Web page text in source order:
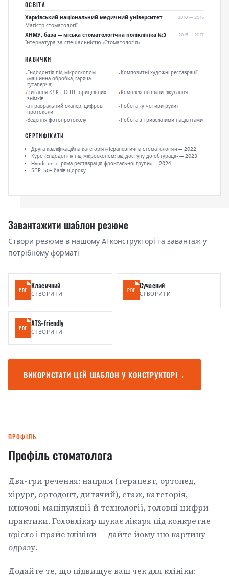
ОСВІТА
Харківський національний медичний університет 2010 — 2015
Магістр стоматології
ХНМУ, база — міська стоматологічна поліклініка №3
2015 — 2017
Інтернатура за спеціальністю «Стоматологія»
НАВИЧКИ
Ендодонтія під мікроскопом
(машинна обробка, гаряча
гутаперча)
Композитні художні реставрації
Читання КЛКТ, ОПТГ, прицільних
знімків
Комплексні плани лікування
Інтраоральний сканер, цифрові
протоколи
Робота «у чотири руки»
Ведення фотопротоколу Робота з тривожними пацієнтами
СЕРТИФІКАТИ
Друга кваліфікаційна категорія («Терапевтична стоматологія») — 2022
Курс «Ендодонтія під мікроскопом: від доступу до обтурації» — 2023
Hands-on «Пряма реставрація фронтальної групи» — 2024
БПР: 50+ балів щороку
Завантажити шаблон резюме
Створи резюме в нашому AI-конструкторі та завантаж у
потрібному форматі
PDF Класичний
СТВОРИТИ
PDF Сучасний
СТВОРИТИ
PDF ATS-friendly
СТВОРИТИ
ВИКОРИСТАТИ ЦЕЙ ШАБЛОН У КОНСТРУКТОРІ→
ПРОФІЛЬ
Профіль стоматолога
Два-три речення: напрям (терапевт, ортопед,
хірург, ортодонт, дитячий), стаж, категорія,
ключові маніпуляції й технології, головні цифри
практики. Головлікар шукає лікаря під конкретне
крісло і прайс клініки — дайте йому цю картину
одразу.
Додайте те, що підвищує ваш чек для клініки: